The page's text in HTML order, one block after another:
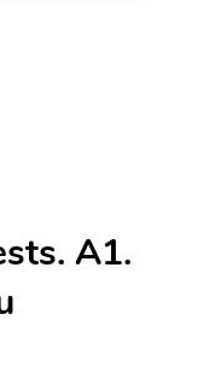
A1.